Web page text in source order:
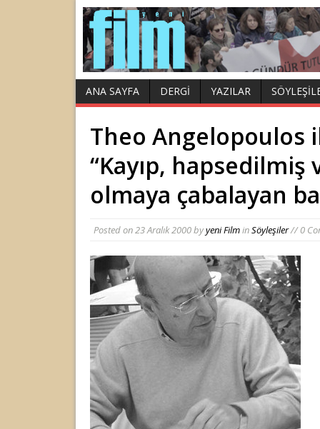
ANA SAYFA DERGI YAZILAR
Theo Angelopoulos
“Kayıp, hapsedilmiş
olmaya çabalayan
Posted on23 Aralık 2000byyeni FilminSöyleşiler// 0